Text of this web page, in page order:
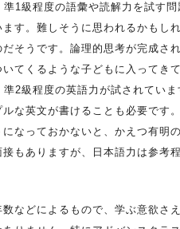
1級程度の語彙や読解力を試す
す。難しそうに思われるかもし
そうです。論理的思考が完成さ
てくるような子どもに入ってき
2級程度の英語力が試されてい
な英文が書けることも必要です
なっておかないと、かえつ有明
もありますが、日本語力は参考
などによるもので、学ぶ意欲さ